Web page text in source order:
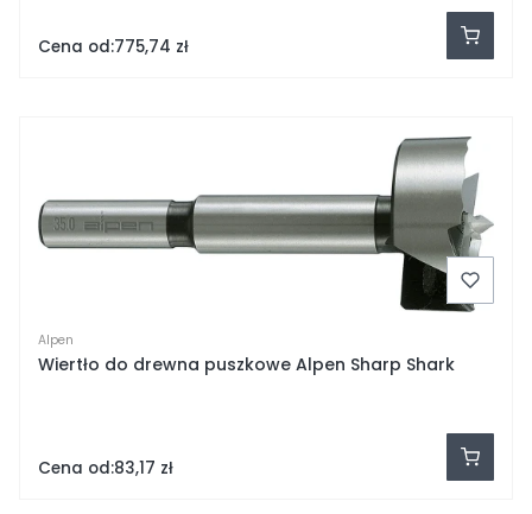
Cena od:775,74 zł
Alpen
Wiertło do drewna puszkowe Alpen Sharp Shark
Cena od:83,17 zł